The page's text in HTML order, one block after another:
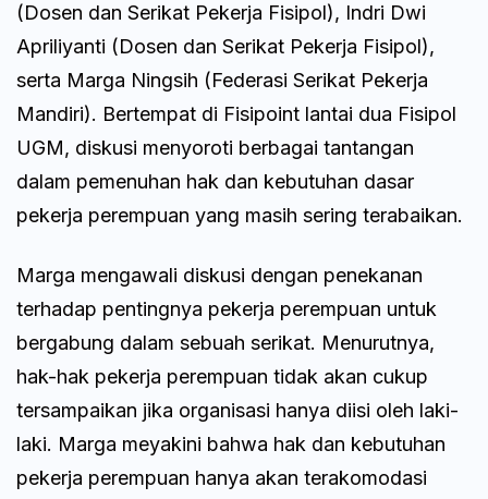
(Dosen dan Serikat Pekerja Fisipol), Indri Dwi
Apriliyanti (Dosen dan Serikat Pekerja Fisipol),
serta Marga Ningsih (Federasi Serikat Pekerja
Mandiri). Bertempat di Fisipoint lantai dua Fisipol
UGM, diskusi menyoroti berbagai tantangan
dalam pemenuhan hak dan kebutuhan dasar
pekerja perempuan yang masih sering terabaikan.
Marga mengawali diskusi dengan penekanan
terhadap pentingnya pekerja perempuan untuk
bergabung dalam sebuah serikat. Menurutnya,
hak-hak pekerja perempuan tidak akan cukup
tersampaikan jika organisasi hanya diisi oleh laki-
laki. Marga meyakini bahwa hak dan kebutuhan
pekerja perempuan hanya akan terakomodasi